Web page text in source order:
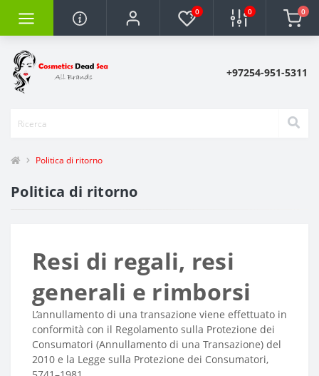
0 0 0
+97254-951-5311
Politica di ritorno
Politica di ritorno
Resi di regali, resi
generali e rimborsi
L’annullamento di una transazione viene effettuato in
conformità con il Regolamento sulla Protezione dei
Consumatori (Annullamento di una Transazione) del
2010 e la Legge sulla Protezione dei Consumatori,